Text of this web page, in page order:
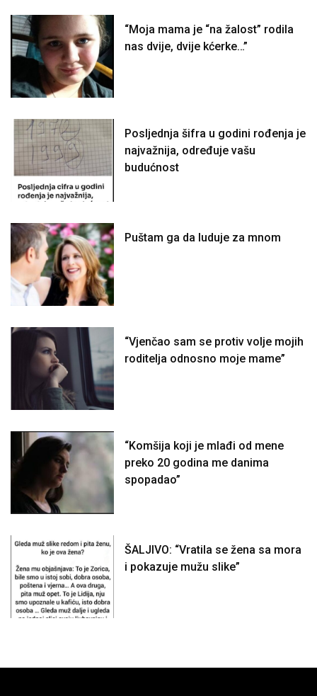
“Moja mama je “na žalost” rodila
nas dvije, dvije kćerke…”
Posljednja šifra u godini rođenja je
najvažnija, određuje vašu
budućnost
Puštam ga da luduje za mnom
“Vjenčao sam se protiv volje mojih
roditelja odnosno moje mame”
“Komšija koji je mlađi od mene
preko 20 godina me danima
spopadao”
ŠALJIVO: “Vratila se žena sa mora
i pokazuje mužu slike”